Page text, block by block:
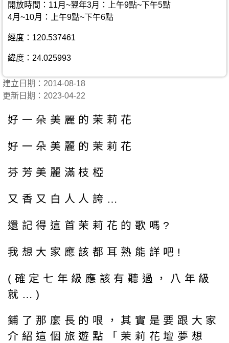
開放時間：11月~翌年3月：上午9點~下午5點
4月~10月：上午9點~下午6點
經度：120.537461
緯度：24.025993
建立日期：2014-08-18
更新日期：2023-04-22
好一朵美麗的茉莉花
好一朵美麗的茉莉花
芬芳美麗滿枝椏
又香又白人人誇…
還記得這首茉莉花的歌嗎?
我想大家應該都耳熟能詳吧!
(確定七年級應該有聽過，八年級
就…)
鋪了那麼長的哏，其實是要跟大家
介紹這個旅遊點「茉莉花壇夢想